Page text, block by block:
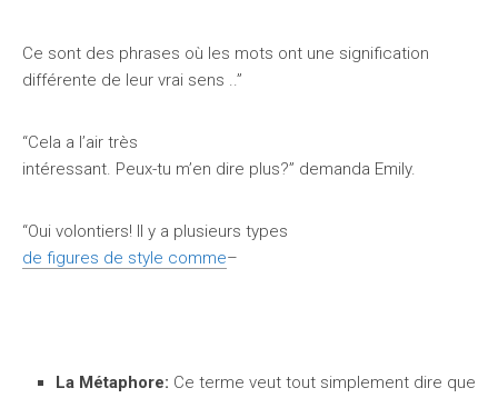
Ce sont des phrases où les mots ont une signification
différente de leur vrai sens ..”
“Cela a l’air très
intéressant. Peux-tu m’en dire plus?” demanda Emily.
“Oui volontiers! Il y a plusieurs types
de figures de style comme–
La Métaphore: Ce terme veut tout simplement dire que